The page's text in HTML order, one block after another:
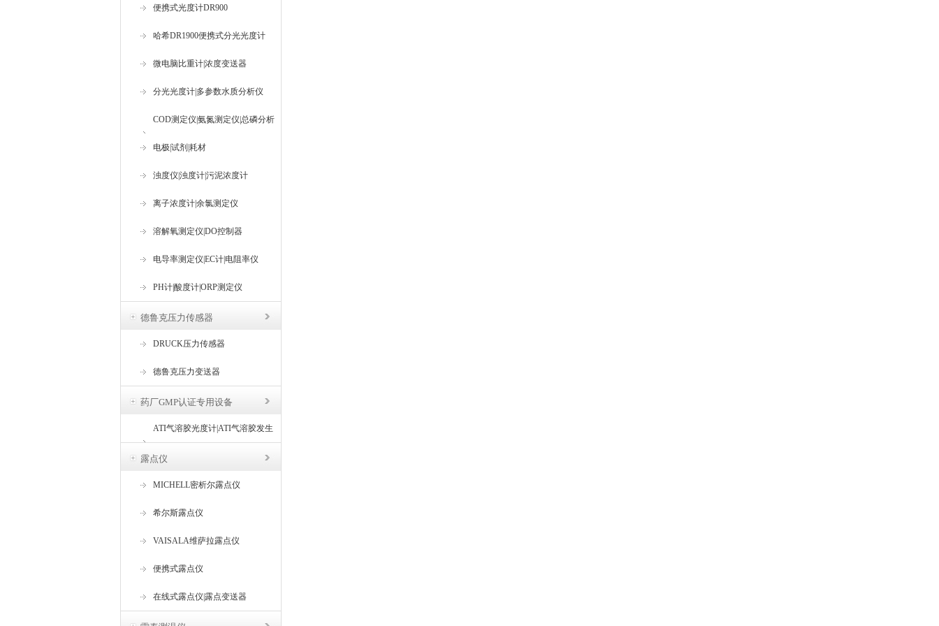
便携式光度计DR900
哈希DR1900便携式分光光度计
微电脑比重计|浓度变送器
分光光度计|多参数水质分析仪
COD测定仪|氨氮测定仪|总磷分析
仪
电极|试剂|耗材
浊度仪|浊度计|污泥浓度计
离子浓度计|余氯测定仪
溶解氧测定仪|DO控制器
电导率测定仪|EC计|电阻率仪
PH计|酸度计|ORP测定仪
德鲁克压力传感器
DRUCK压力传感器
德鲁克压力变送器
药厂GMP认证专用设备
ATI气溶胶光度计|ATI气溶胶发生
器
露点仪
MICHELL密析尔露点仪
希尔斯露点仪
VAISALA维萨拉露点仪
便携式露点仪
在线式露点仪|露点变送器